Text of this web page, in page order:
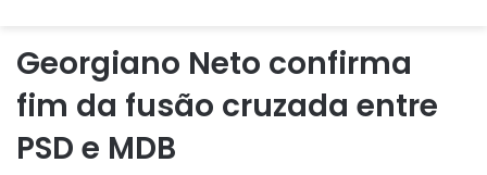
Georgiano Neto confirma
fim da fusão cruzada entre
PSD e MDB